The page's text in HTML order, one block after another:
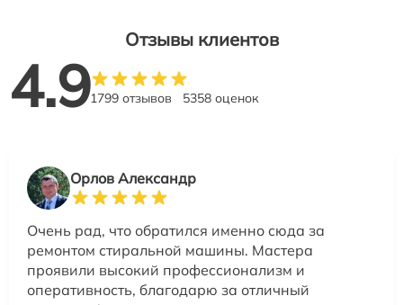
Отзывы клиентов
4.91799 отзывов 5358 оценок
Орлов Александр
Очень рад, что обратился именно сюда за
ремонтом стиральной машины. Мастера
проявили высокий профессионализм и
оперативность, благодарю за отличный